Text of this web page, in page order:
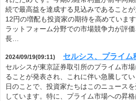
続で最高益を達成する見込みであることが
12円の増配も投資家の期待を高めていま
ラットフォーム分野での市場競争力が評
長…
2024/09/19(09:11) セルシス、プライム
セルシスが東京証券取引所のプライム市
ることが発表され、これに伴い急騰して
日のことで、投資家たちはこのニュース
しています。特に、プライム市場への昇格